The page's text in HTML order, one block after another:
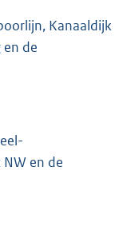
Kanaaldijk
en de
en de